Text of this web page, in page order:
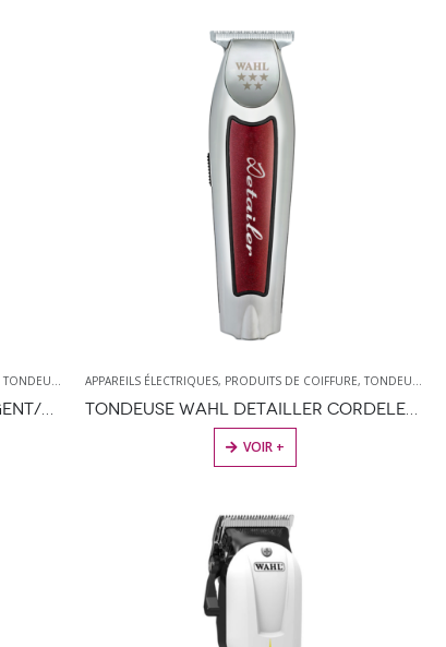
TONDEUSES WAHL
TONDEUSE WAHL DETAILLER ARGENT/NOIRE
APPAREILS ÉLECTRIQUES, PRODUITS DE COIFFURE, TONDEUSES
TONDEUSE WAHL DETAILLER CORDELESS ROUGE/ARGENT
VOIR +